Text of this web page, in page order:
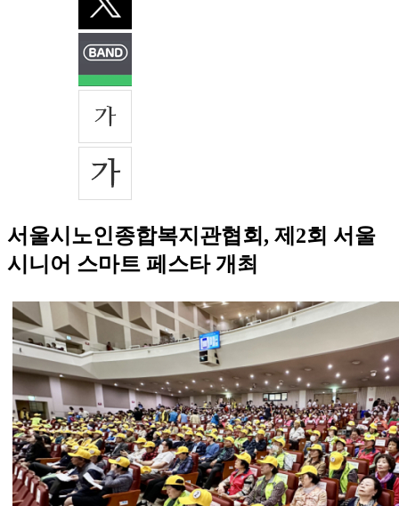
서울시노인종합복지관협회, 제2회 서울
시니어 스마트 페스타 개최